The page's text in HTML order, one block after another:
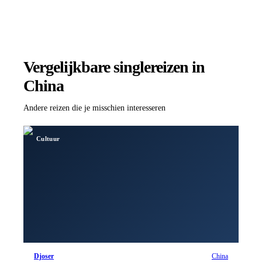
Vergelijkbare singlereizen in
China
Andere reizen die je misschien interesseren
Cultuur
Djoser China